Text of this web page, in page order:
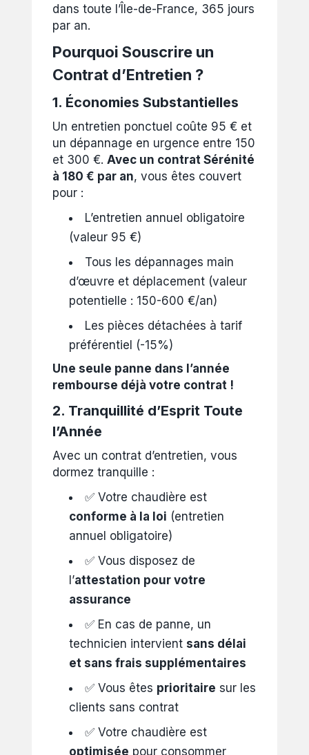
dans toute l’Île-de-France, 365 jours
par an.
Pourquoi Souscrire un
Contrat d’Entretien ?
1. Économies Substantielles
Un entretien ponctuel coûte 95 € et
un dépannage en urgence entre 150
et 300 €. Avec un contrat Sérénité
à 180 € par an, vous êtes couvert
pour :
L’entretien annuel obligatoire
(valeur 95 €)
Tous les dépannages main
d’œuvre et déplacement (valeur
potentielle : 150-600 €/an)
Les pièces détachées à tarif
préférentiel (-15%)
Une seule panne dans l’année
rembourse déjà votre contrat !
2. Tranquillité d’Esprit Toute
l’Année
Avec un contrat d’entretien, vous
dormez tranquille :
✅ Votre chaudière est
conforme à la loi (entretien
annuel obligatoire)
✅ Vous disposez de
l’attestation pour votre
assurance
✅ En cas de panne, un
technicien intervient sans délai
et sans frais supplémentaires
✅ Vous êtes prioritaire sur les
clients sans contrat
✅ Votre chaudière est
optimisée pour consommer